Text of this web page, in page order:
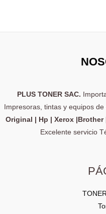
PLUS TONER SAC.
Impresoras, tintas y equipos de
Original | Hp | Xerox |Brother
Excelente servicio